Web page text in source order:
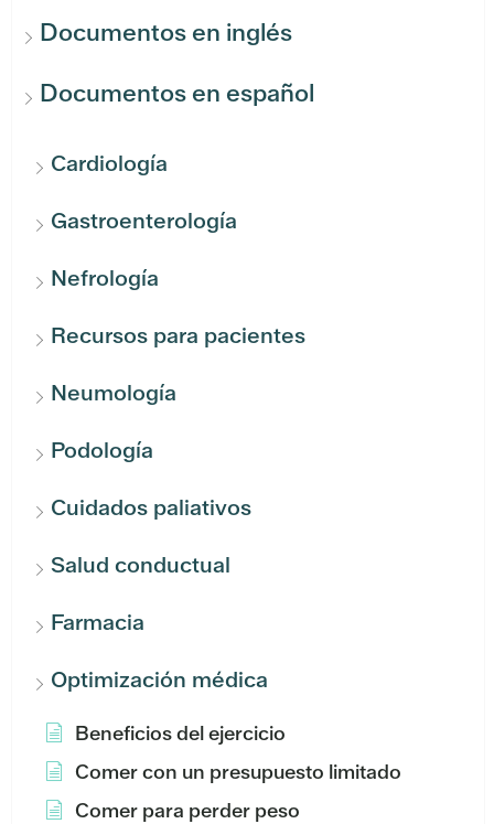
Documentos en inglés
Documentos en español
Cardiología
Gastroenterología
Nefrología
Recursos para pacientes
Neumología
Podología
Cuidados paliativos
Salud conductual
Farmacia
Optimización médica
Beneficios del ejercicio
Comer con un presupuesto limitado
Comer para perder peso